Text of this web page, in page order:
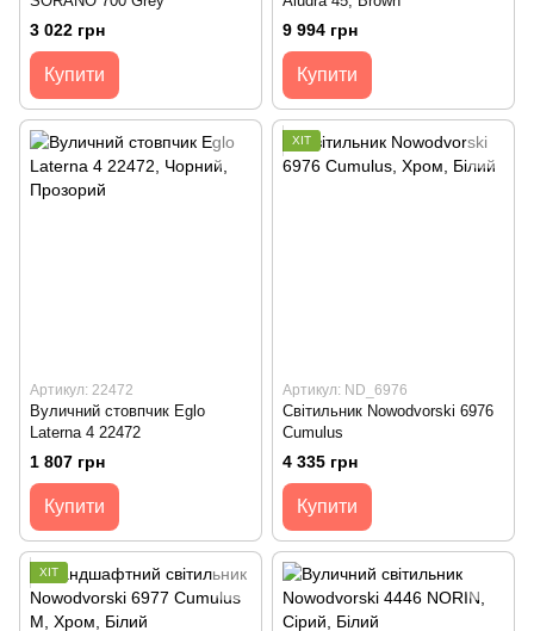
3 022 грн
Купити
9 994 грн
Купити
Артикул: 22472
Вуличний стовпчик Eglo
Laterna 4 22472
1 807 грн
Купити
ХІТ
Артикул: ND_6976
Світильник Nowodvorski 6976
Cumulus
4 335 грн
Купити
ХІТ